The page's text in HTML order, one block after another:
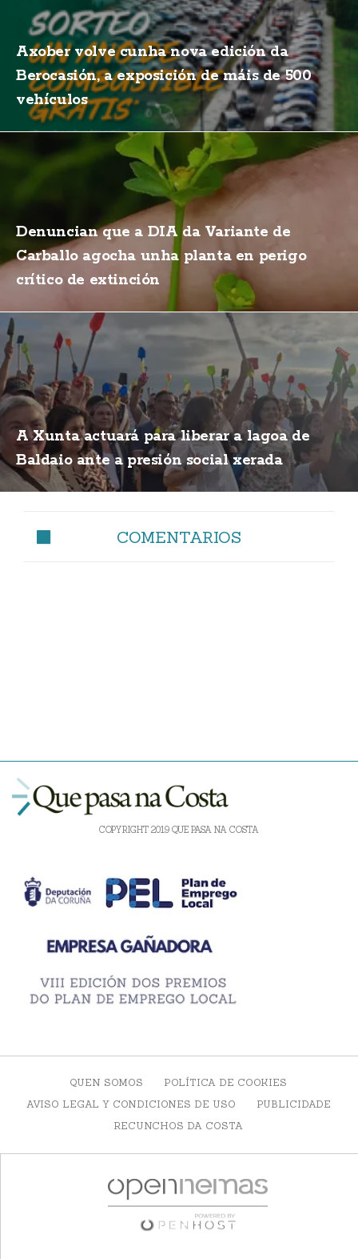
Axober volve cunha nova edición da
Berocasión, a exposición de máis de 500
vehículos
Denuncian que a DIA da Variante de
Carballo agocha unha planta en perigo
crítico de extinción
A Xunta actuará para liberar a lagoa de
Baldaio ante a presión social xerada
COMENTARIOS
COPYRIGHT 2019 QUE PASA NA COSTA
QUEN SOMOS
POLÍTICA DE COOKIES
AVISO LEGAL Y CONDICIONES DE USO
PUBLICIDADE
RECUNCHOS DA COSTA